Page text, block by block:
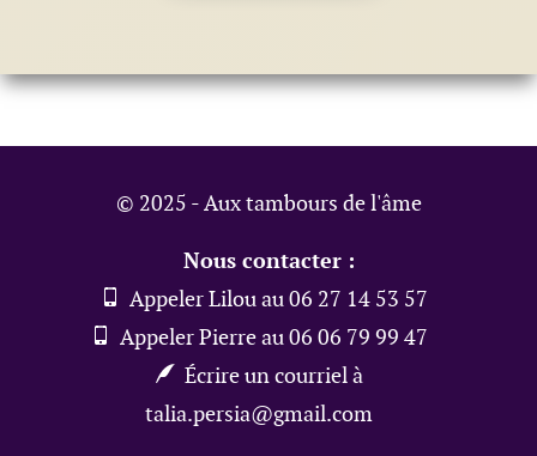
© 2025 - Aux tambours de l'âme
Nous contacter :
Appeler Lilou au 06 27 14 53 57
Appeler Pierre au 06 06 79 99 47
Écrire un courriel à
talia.persia@gmail.com